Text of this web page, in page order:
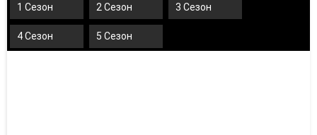
1 Сезон 2 Сезон 3 Сезон
4 Сезон 5 Сезон